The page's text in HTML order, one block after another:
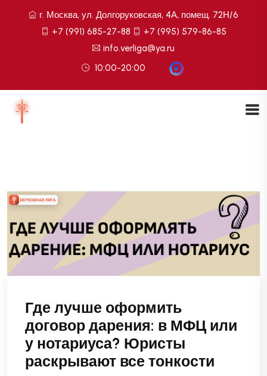
г. Москва, ул. Долгоруковская, 4А, помещ. 72Н/6
+7 (991) 685-27-88
+7 (995) 579-86-85
info.verliga@ya.ru
10:00-20:00
Где лучше оформить
договор дарения: в МФЦ или
у нотариуса? Юристы
раскрывают все тонкости